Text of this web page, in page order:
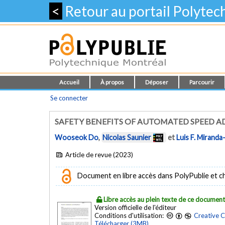
< Retour au portail
Accueil À propos Déposer Parcourir
Se connecter
SAFETY BENEFITS OF AUTOMATED SPEED
Wooseok Do, Nicolas Saunier etLuis F.
Article de revue (2023)
Document en libre accès dans PolyPublie et
Libre accès au plein texte de ce document
Version officielle de l'éditeur
Conditions d'utilisation:
Creative